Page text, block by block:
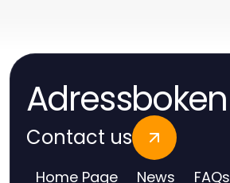
Adressboken
Contact us
Home Page News FAQs